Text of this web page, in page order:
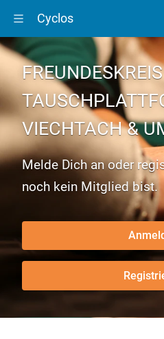
Cyclos
FREUNDESKREIS
VIECHTACH &
Melde Dich an oder
noch kein Mitglied bist.